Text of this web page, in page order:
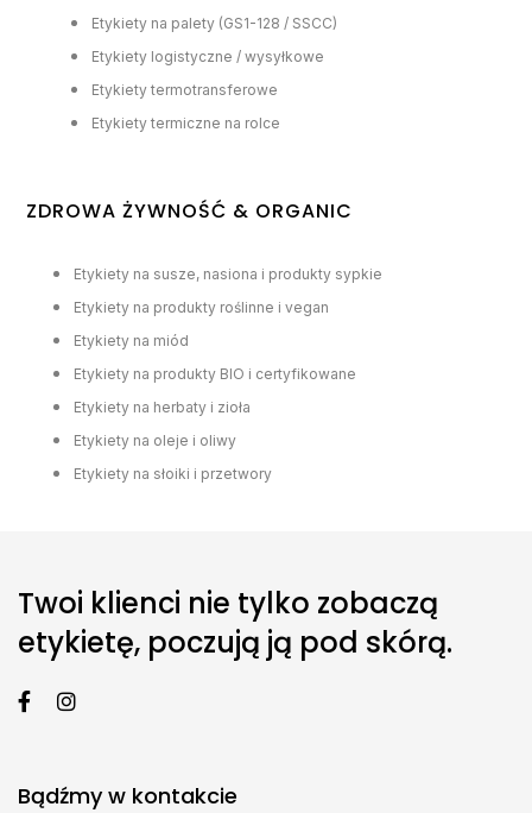
Etykiety na palety (GS1-128 / SSCC)
Etykiety logistyczne / wysyłkowe
Etykiety termotransferowe
Etykiety termiczne na rolce
ZDROWA ŻYWNOŚĆ & ORGANIC
Etykiety na susze, nasiona i produkty sypkie
Etykiety na produkty roślinne i vegan
Etykiety na miód
Etykiety na produkty BIO i certyfikowane
Etykiety na herbaty i zioła
Etykiety na oleje i oliwy
Etykiety na słoiki i przetwory
Twoi klienci nie tylko zobaczą
etykietę, poczują ją pod skórą.
Bądźmy w kontakcie